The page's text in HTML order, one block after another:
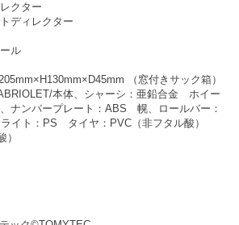
クター
ディレクター
ル
（窓付きサック箱）
本体、シャーシ：亜鉛合金 ホイー
ナンバープレート：ABS 幌、ロールバー：
イト：PS タイヤ：PVC（非フタル酸）